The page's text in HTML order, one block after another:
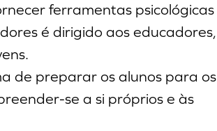
ferramentas psicológicas
é dirigido aos educadores,
de preparar os alunos para os
se a si próprios e às